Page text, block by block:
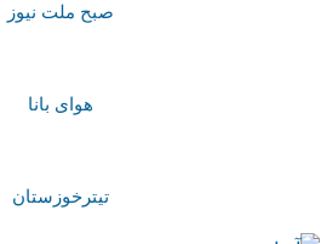
صبح ملت نیوز
هوای بانا
تیترخوزستان